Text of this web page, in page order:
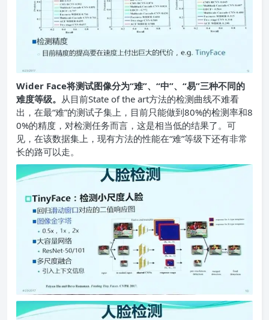
Wider Face将测试图像分为“难”、“中”、“易”三种不同的
难度等级。 从目前State of the art方法的检测曲线不难看
出，在最“难”的测试子集上，目前只能做到80%的检测率和8
0%的精度，对检测任务而言，这是相当低的结果了。可
见，在该数据集上，现有方法的性能在“难”等级下还有非常
长的路可以走。